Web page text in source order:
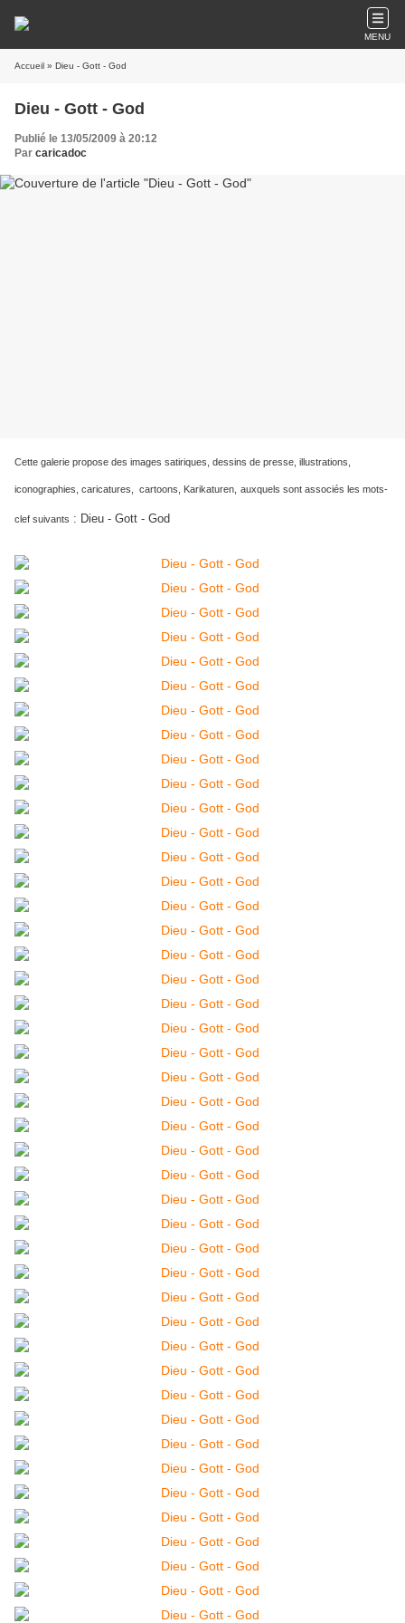
MENU
Accueil » Dieu - Gott - God
Dieu - Gott - God
Publié le 13/05/2009 à 20:12
Par caricadoc
Cette galerie propose des images satiriques, dessins de presse, illustrations,
iconographies, caricatures, cartoons, Karikaturen, auxquels sont associés les mots-
clef suivants : Dieu - Gott - God